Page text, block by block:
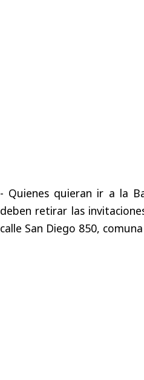
- Quienes quieran ir a la
deben retirar las
calle San Diego 850,